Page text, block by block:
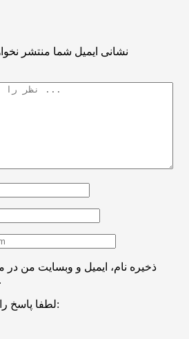
نشانی ایمیل شما منتشر
ذخیره نام، ایمیل و وبسایت من در
دوباره دیدگاهی می‌نویسم.
لطفا پاسخ را به عدد انگلیسی وارد کنید: